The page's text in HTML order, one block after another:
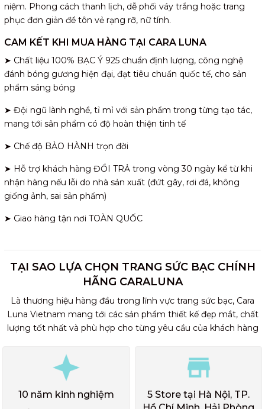
niệm. Phong cách thanh lịch, dễ phối váy trắng hoặc trang
phục đơn giản để tôn vẻ rạng rỡ, nữ tính.
CAM KẾT KHI MUA HÀNG TẠI CARA LUNA
➤ Chất liệu 100% BẠC Ý 925 chuẩn định lượng, công nghệ
đánh bóng gương hiện đại, đạt tiêu chuẩn quốc tế, cho sản
phẩm sáng bóng
➤ Đội ngũ lành nghề, tỉ mỉ với sản phẩm trong từng tạo tác,
mang tới sản phẩm có độ hoàn thiện tinh tế
➤ Chế độ BẢO HÀNH trọn đời
➤ Hỗ trợ khách hàng ĐỔI TRẢ trong vòng 30 ngày kể từ khi
nhận hàng nếu lỗi do nhà sản xuất (đứt gãy, rơi đá, không
giống ảnh, sai sản phẩm)
➤ Giao hàng tận nơi TOÀN QUỐC
TẠI SAO LỰA CHỌN TRANG SỨC BẠC CHÍNH
HÃNG CARALUNA
Là thương hiệu hàng đầu trong lĩnh vực trang sức bạc, Cara
Luna Vietnam mang tới các sản phẩm thiết kế đẹp mắt, chất
lượng tốt nhất và phù hợp cho từng yêu cầu của khách hàng
10 năm kinh nghiệm
5 Store tại Hà Nội, TP.